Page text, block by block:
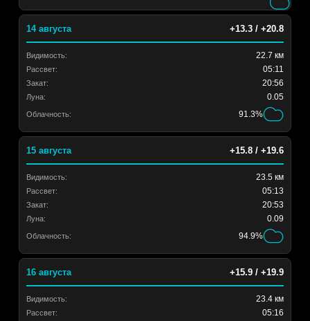
14 августа +13.3 / +20.8
Видимость: 22.7 км
Рассвет: 05:11
Закат: 20:56
Луна: 0.05
Облачность: 91.3%
15 августа +15.8 / +19.6
Видимость: 23.5 км
Рассвет: 05:13
Закат: 20:53
Луна: 0.09
Облачность: 94.9%
16 августа +15.9 / +19.9
Видимость: 23.4 км
Рассвет: 05:16